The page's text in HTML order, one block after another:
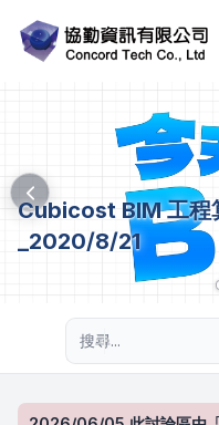
Cubicost BIM 工程
_2020/8/21